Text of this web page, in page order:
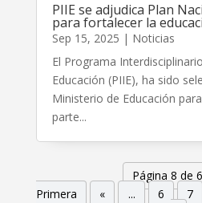
PIIE se adjudica Plan
para fortalecer la
Sep 15, 2025 | Noticias
El Programa
Educación (PIIE), ha sido
Ministerio de Educación
parte...
Página 8 de
Primera
« ... 6 7